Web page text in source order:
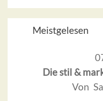
Meistgelesen
Die stil &
Von